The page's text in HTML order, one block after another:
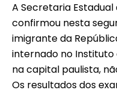
A Secretaria Estadual
confirmou nesta
imigrante da
internado no Instituto
na capital paulista,
Os resultados dos